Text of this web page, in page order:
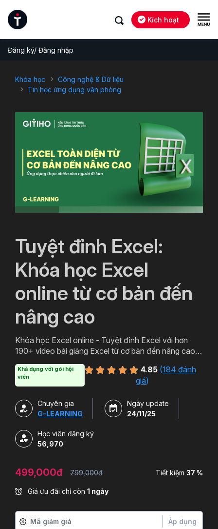
Kích hoạt
Đăng ký/ Đăng nhập
Khóa học
Công nghệ & Dữ liệu
Tin học ứng dụng văn phòng
Tuyệt đỉnh Excel:
Khóa học Excel
online từ cơ bản đến
nâng cao
Khóa học Excel online - Tuyệt đỉnh Excel với hơn
190+ video bài giảng Excel từ cơ bản đến nâng cao
phát triển tư duy tổ chức dữ liệu Excel, xây dựng báo
cáo trên Excel.
Khả dụng với gói hội
viên
4.85(184 đánh
giá)
Chuyên gia
G-LEARNING
Ngày update
24/11/25
Học viên đăng ký
56,970
499,000đ 799,000đ Tiết kiệm 37 %
Giá ưu đãi chỉ còn 1 ngày
Áp dụng